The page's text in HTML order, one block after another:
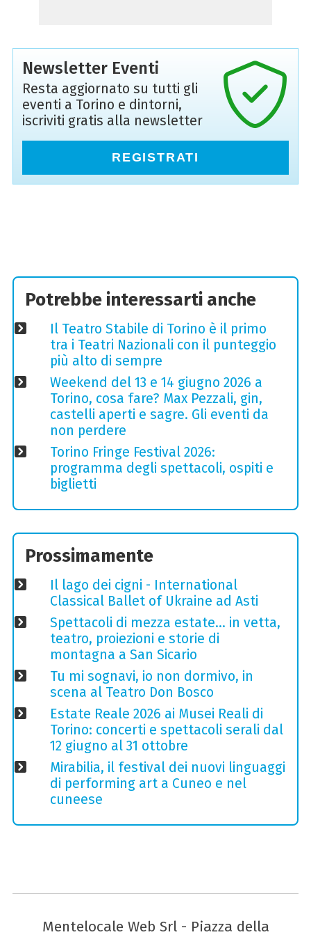
Newsletter Eventi
Resta aggiornato su tutti gli
eventi a Torino e dintorni,
iscriviti gratis alla newsletter
REGISTRATI
Potrebbe interessarti anche
Il Teatro Stabile di Torino è il primo
tra i Teatri Nazionali con il punteggio
più alto di sempre
Weekend del 13 e 14 giugno 2026 a
Torino, cosa fare? Max Pezzali, gin,
castelli aperti e sagre. Gli eventi da
non perdere
Torino Fringe Festival 2026:
programma degli spettacoli, ospiti e
biglietti
Prossimamente
Il lago dei cigni - International
Classical Ballet of Ukraine ad Asti
Spettacoli di mezza estate… in vetta,
teatro, proiezioni e storie di
montagna a San Sicario
Tu mi sognavi, io non dormivo, in
scena al Teatro Don Bosco
Estate Reale 2026 ai Musei Reali di
Torino: concerti e spettacoli serali dal
12 giugno al 31 ottobre
Mirabilia, il festival dei nuovi linguaggi
di performing art a Cuneo e nel
cuneese
Mentelocale Web Srl - Piazza della